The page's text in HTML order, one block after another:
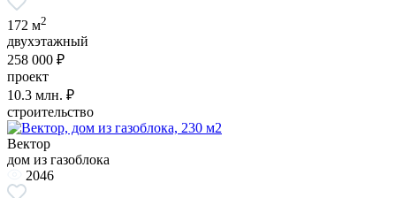
172 м2
двухэтажный
258 000 ₽
проект
10.3 млн. ₽
строительство
Вектор
дом из газоблока
2046